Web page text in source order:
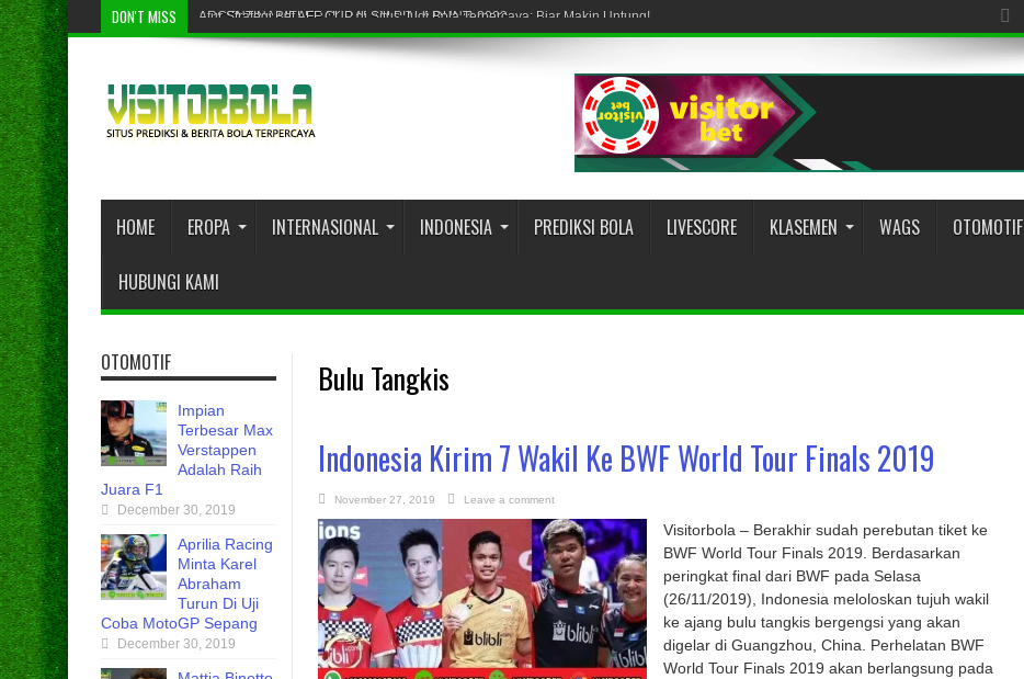
DON'T MISS Atur Strategi Bet AFF CUP di Situs Judi Bola Terpercaya: Biar Makin Untung!
ARGENTINA MELEDAK DALAM PIALA DUNIA 2022
HOME EROPA INTERNASIONAL INDONESIA PREDIKSI BOLA LIVESCORE KLASEMEN WAGS OTOMOTIF
HUBUNGI KAMI
Bulu Tangkis
Indonesia Kirim 7 Wakil Ke BWF World Tour Finals 2019
November 27, 2019 Leave a comment
Visitorbola – Berakhir sudah perebutan tiket ke
BWF World Tour Finals 2019. Berdasarkan
peringkat final dari BWF pada Selasa
(26/11/2019), Indonesia meloloskan tujuh wakil
ke ajang bulu tangkis bergengsi yang akan
digelar di Guangzhou, China. Perhelatan BWF
World Tour Finals 2019 akan berlangsung pada
OTOMOTIF
Impian
Terbesar Max
Verstappen
Adalah Raih
Juara F1
December 30, 2019
Aprilia Racing
Minta Karel
Abraham
Turun Di Uji
Coba MotoGP Sepang
December 30, 2019